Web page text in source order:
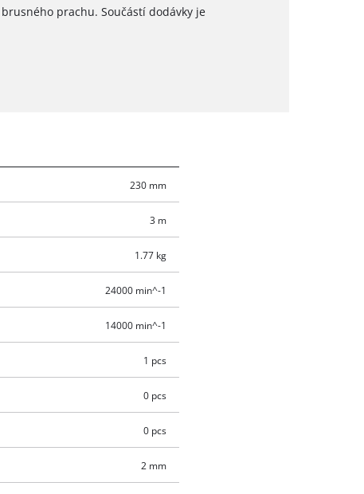
prachu. Součástí dodávky je
230 mm
3 m
1.77 kg
24000 min^-1
14000 min^-1
1 pcs
0 pcs
0 pcs
2 mm